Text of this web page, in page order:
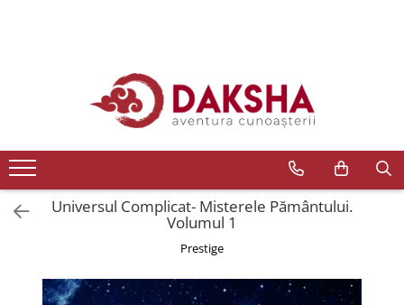
Editura Daksha
Seria Radu Cinamar
Seria Anton Parks
Seria David Icke
Seria Immanuel Velikovsky
Extratereștrii
Universul Complicat- Misterele Pământului.
Volumul 1
Prestige